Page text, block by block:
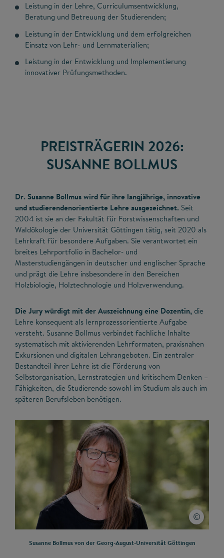
Leistung in der Lehre, Curriculumsentwicklung,
Beratung und Betreuung der Studierenden;
Leistung in der Entwicklung und dem erfolgreichen
Einsatz von Lehr- und Lernmaterialien;
Leistung in der Entwicklung und Implementierung
innovativer Prüfungsmethoden.
PREISTRÄGERIN 2026:
SUSANNE BOLLMUS
Dr. Susanne Bollmus wird für ihre langjährige, innovative
und studierendenorientierte Lehre ausgezeichnet. Seit
2004 ist sie an der Fakultät für Forstwissenschaften und
Waldökologie der Universität Göttingen tätig, seit 2020 als
Lehrkraft für besondere Aufgaben. Sie verantwortet ein
breites Lehrportfolio in Bachelor‑ und
Masterstudiengängen in deutscher und englischer Sprache
und prägt die Lehre insbesondere in den Bereichen
Holzbiologie, Holztechnologie und Holzverwendung.
Die Jury würdigt mit der Auszeichnung eine Dozentin,die
Lehre konsequent als lernprozessorientierte Aufgabe
versteht. Susanne Bollmus verbindet fachliche Inhalte
systematisch mit aktivierenden Lehrformaten, praxisnahen
Exkursionen und digitalen Lehrangeboten. Ein zentraler
Bestandteil ihrer Lehre ist die Förderung von
Selbstorganisation, Lernstrategien und kritischem Denken –
Fähigkeiten, die Studierende sowohl im Studium als auch im
späteren Berufsleben benötigen.
Susanne Bollmus von der Georg-August-Universität Göttingen